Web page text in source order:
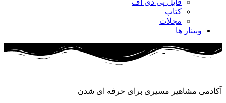
فایل پی دی اف
کتاب
مجلات
وبینار ها
آکادمی مشاهیر مسیری برای حرفه ای شدن